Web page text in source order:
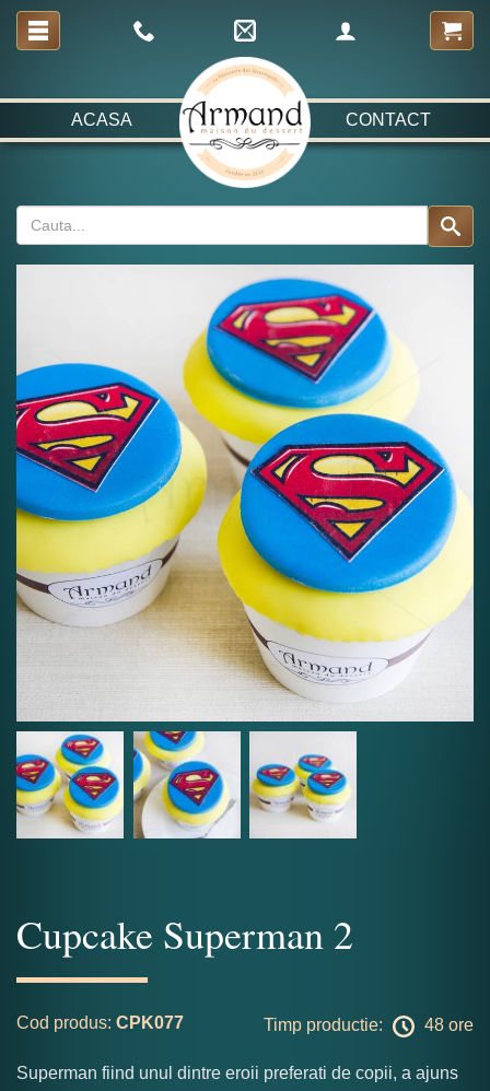
ACASA CONTACT
Cupcake Superman 2
Cod produs: CPK077 Timp productie: 48 ore
Superman fiind unul dintre eroii preferati de copii, a ajuns